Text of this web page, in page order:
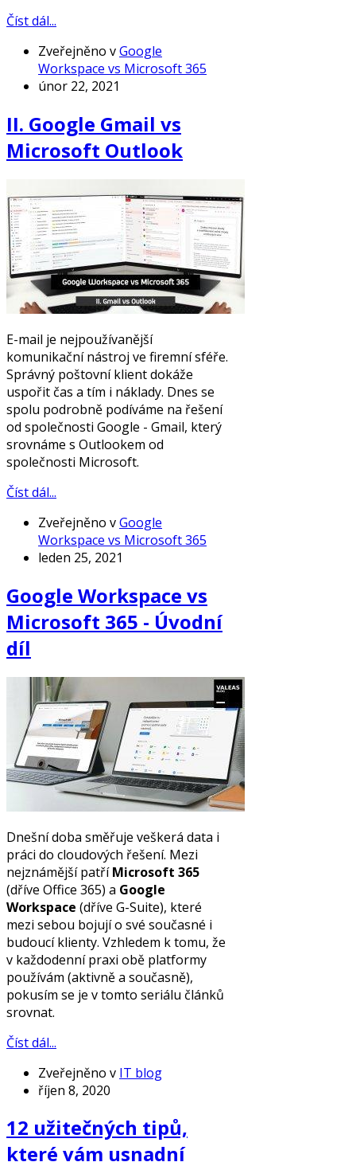
Číst dál...
Zveřejněno vGoogle
Workspace vs Microsoft 365
únor 22, 2021
II. Google Gmail vs
Microsoft Outlook
E-mail je nejpoužívanější
komunikační nástroj ve firemní sféře.
Správný poštovní klient dokáže
uspořit čas a tím i náklady. Dnes se
spolu podrobně podíváme na řešení
od společnosti Google - Gmail, který
srovnáme s Outlookem od
společnosti Microsoft.
Číst dál...
Zveřejněno vGoogle
Workspace vs Microsoft 365
leden 25, 2021
Google Workspace vs
Microsoft 365 - Úvodní
díl
Dnešní doba směřuje veškerá data i
práci do cloudových řešení. Mezi
nejznámější patříMicrosoft 365
(dříve Office 365) a Google
Workspace (dříve G-Suite), které
mezi sebou bojují o své současné i
budoucí klienty. Vzhledem k tomu, že
v každodenní praxi obě platformy
používám (aktivně a současně),
pokusím se je v tomto seriálu článků
srovnat.
Číst dál...
Zveřejněno v IT blog
říjen 8, 2020
12 užitečných tipů,
které vám usnadní